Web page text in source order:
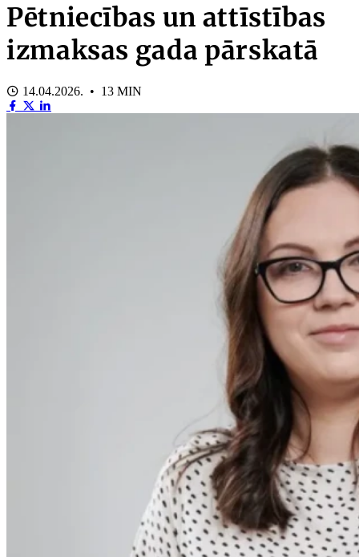
Pētniecības un attīstības
izmaksas gada pārskatā
14.04.2026. • 13 MIN